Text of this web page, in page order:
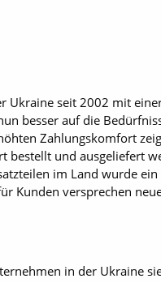
Ukraine seit 2002 mit
besser auf die
Zahlungskomfort
bestellt und ausgeliefert
im Land wurde
Kunden versprechen
in der Ukraine